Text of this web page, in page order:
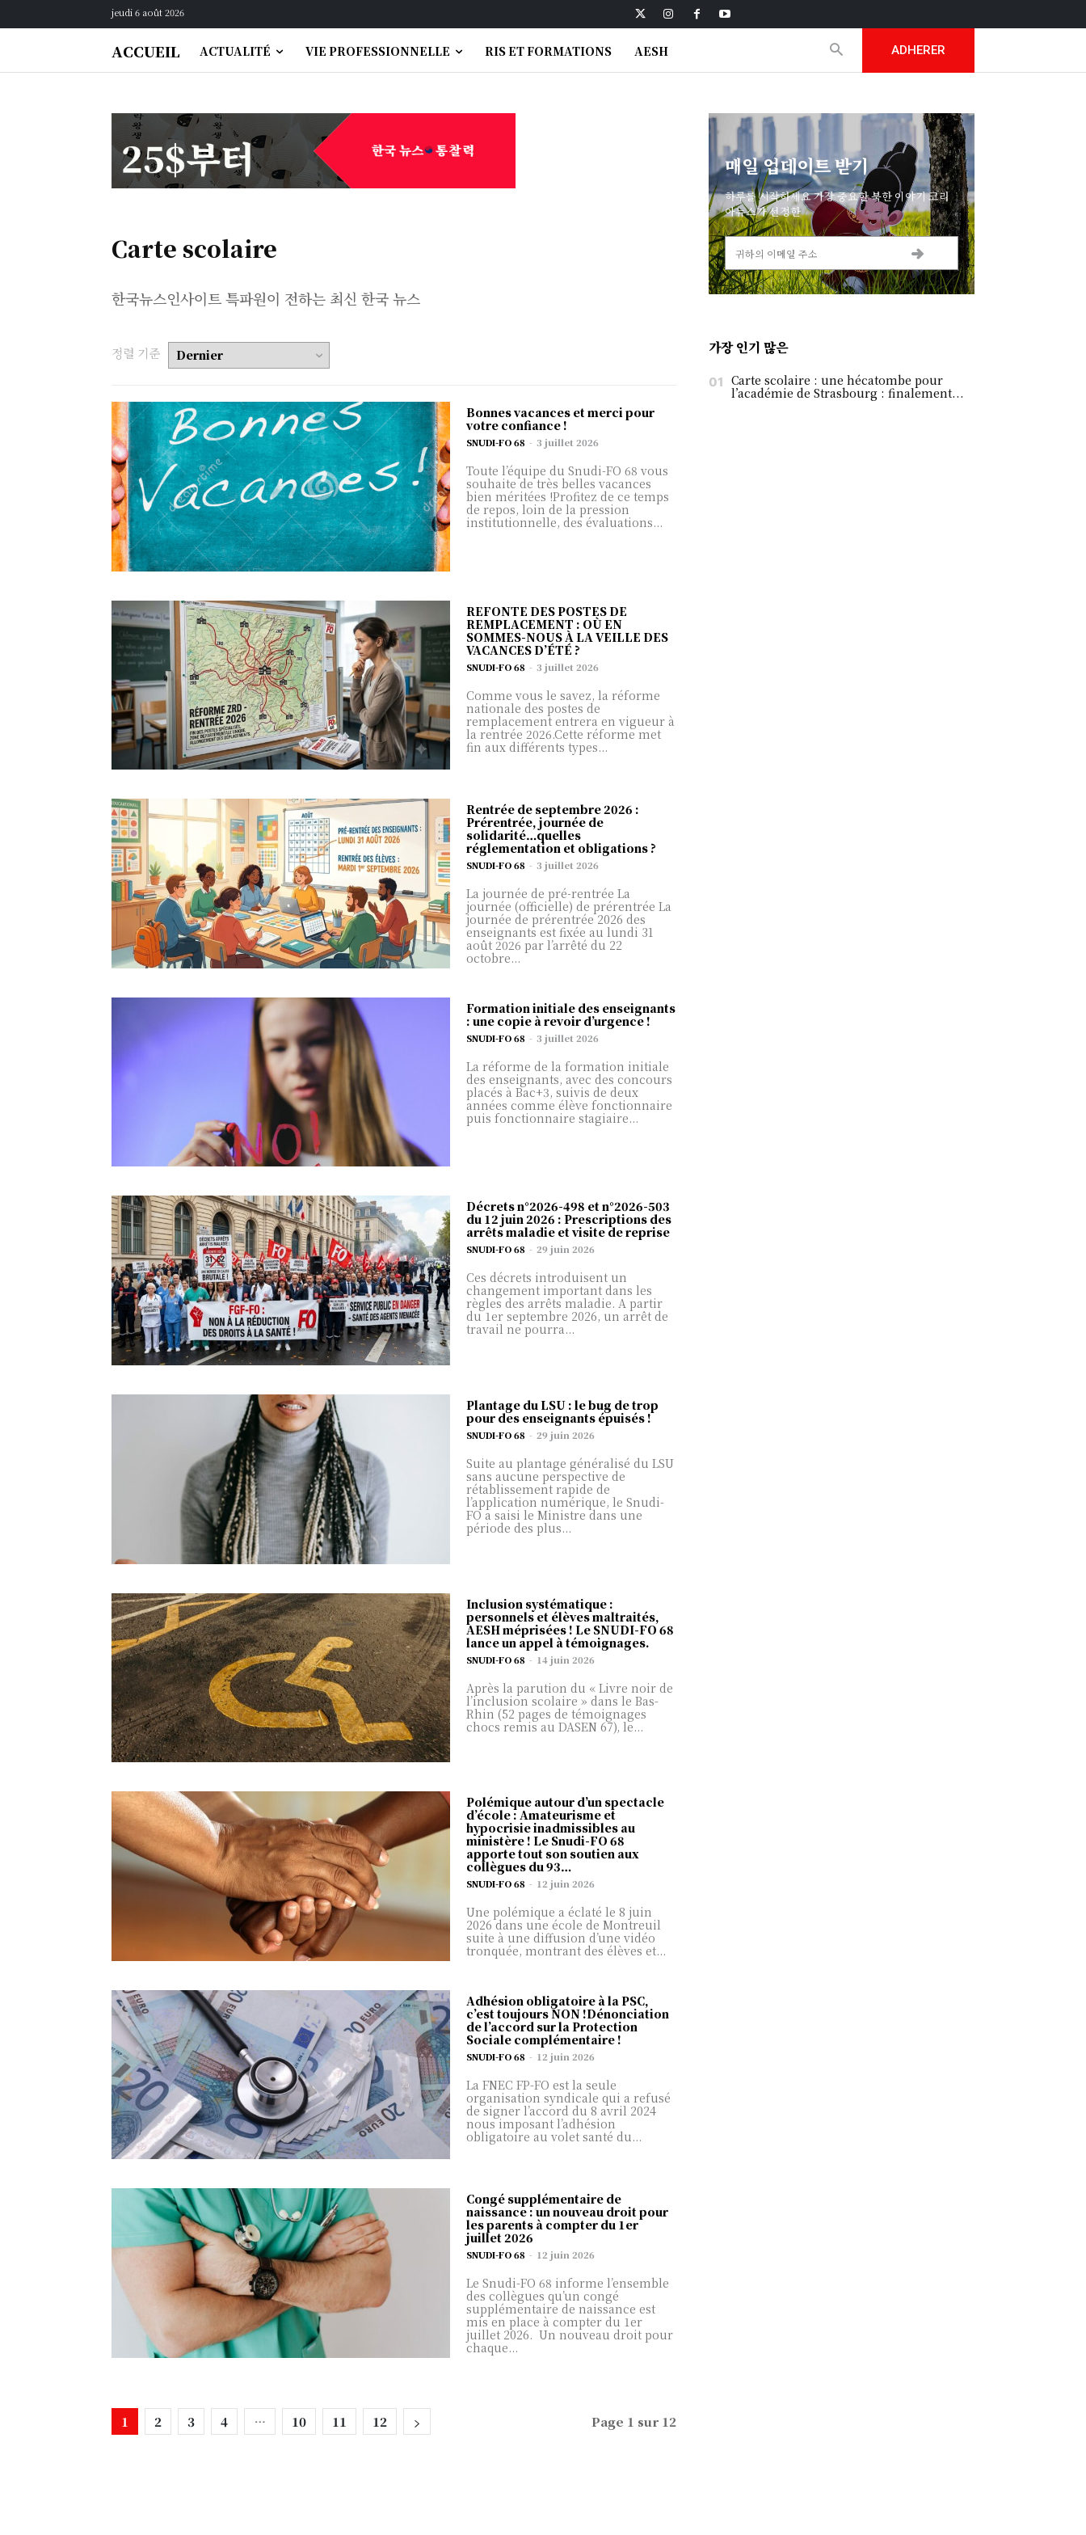
검색 뉴스 및 분석
Actualité
Actualité Nationale
Actualité Départementale
Vie Professionnelle
Salaires et Indemnités
Direction d’école
RIS et Formations
AESH
로그인
한국 뉴스
뉴스, 의견 및 분석을
위한 권위 있고 독립
적인 소스
한국 뉴스 오리지널 뉴스와 심층
보도에 의존하는 영향력 있는 회
더 알아보기
한국 뉴스 인사이트 가입
가장 인기
많은
연간
$25
행물
계획을 선
택
이미 계
정이 있
로그인
한국 뉴스 통찰력
뉴스, 의견 및 분석을 위한 권위 있고 독립적인 소스
한국 뉴스 오리지널 뉴스와 심층 보도에 의존하는 영향력 있는 회원 커뮤니티
Nom d'utilisateur ou adresse e-mail
Le mot de passe
jeudi 6 août 2026
ACCUEIL ACTUALITÉ VIE PROFESSIONNELLE RIS ET FORMATIONS AESH ADHERER
Carte scolaire
한국뉴스인사이트 특파원이 전하는 최신 한국 뉴스
정렬 기준
Bonnes vacances et merci pour
votre confiance !
SNUDI-FO 68 - 3 juillet 2026
Toute l’équipe du Snudi-FO 68 vous
souhaite de très belles vacances
bien méritées !Profitez de ce temps
de repos, loin de la pression
institutionnelle, des évaluations...
REFONTE DES POSTES DE
REMPLACEMENT : OÙ EN
SOMMES-NOUS À LA VEILLE DES
VACANCES D’ÉTÉ ?
SNUDI-FO 68 - 3 juillet 2026
Comme vous le savez, la réforme
nationale des postes de
remplacement entrera en vigueur à
la rentrée 2026.Cette réforme met
fin aux différents types...
Rentrée de septembre 2026 :
Prérentrée, journée de
solidarité…quelles
réglementation et obligations ?
SNUDI-FO 68 - 3 juillet 2026
La journée de pré-rentrée La
journée (officielle) de prérentrée La
journée de prérentrée 2026 des
enseignants est fixée au lundi 31
août 2026 par l’arrêté du 22
octobre...
Formation initiale des enseignants
: une copie à revoir d’urgence !
SNUDI-FO 68 - 3 juillet 2026
La réforme de la formation initiale
des enseignants, avec des concours
placés à Bac+3, suivis de deux
années comme élève fonctionnaire
puis fonctionnaire stagiaire...
Décrets n°2026-498 et n°2026-503
du 12 juin 2026 : Prescriptions des
arrêts maladie et visite de reprise
SNUDI-FO 68 - 29 juin 2026
Ces décrets introduisent un
changement important dans les
règles des arrêts maladie. A partir
du 1er septembre 2026, un arrêt de
travail ne pourra...
Plantage du LSU : le bug de trop
pour des enseignants épuisés !
SNUDI-FO 68 - 29 juin 2026
Suite au plantage généralisé du LSU
sans aucune perspective de
rétablissement rapide de
l’application numérique, le Snudi-
FO a saisi le Ministre dans une
période des plus...
Inclusion systématique :
personnels et élèves maltraités,
AESH méprisées ! Le SNUDI-FO 68
lance un appel à témoignages.
SNUDI-FO 68 - 14 juin 2026
Après la parution du « Livre noir de
l’inclusion scolaire » dans le Bas-
Rhin (52 pages de témoignages
chocs remis au DASEN 67), le...
Polémique autour d’un spectacle
d’école : Amateurisme et
hypocrisie inadmissibles au
ministère ! Le Snudi-FO 68
apporte tout son soutien aux
collègues du 93…
SNUDI-FO 68 - 12 juin 2026
Une polémique a éclaté le 8 juin
2026 dans une école de Montreuil
suite à une diffusion d’une vidéo
tronquée, montrant des élèves et...
Adhésion obligatoire à la PSC,
c’est toujours NON !Dénonciation
de l’accord sur la Protection
Sociale complémentaire !
SNUDI-FO 68 - 12 juin 2026
La FNEC FP-FO est la seule
organisation syndicale qui a refusé
de signer l’accord du 8 avril 2024
nous imposant l’adhésion
obligatoire au volet santé du...
Congé supplémentaire de
naissance : un nouveau droit pour
les parents à compter du 1er
juillet 2026
SNUDI-FO 68 - 12 juin 2026
Le Snudi-FO 68 informe l’ensemble
des collègues qu’un congé
supplémentaire de naissance est
mis en place à compter du 1er
juillet 2026. Un nouveau droit pour
chaque...
1 2 3 4 … 10 11 12 Page 1 sur 12
매일 업데이트 받기
하루를 시작하세요 가장 중요한 북한 이야기 코리
아뉴스가 선정한
가장 인기 많은
Carte scolaire : une hécatombe pour
l’académie de Strasbourg : finalement...